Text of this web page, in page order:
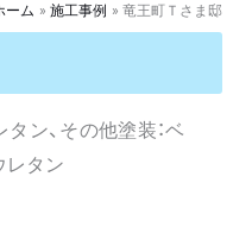
ーム 施工事例 竜王町Ｔさま邸
ン、その他塗装：ベ
レタン